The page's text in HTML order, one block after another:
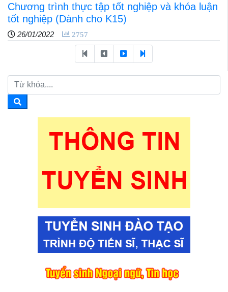
Chương trình thực tập tốt nghiệp và khóa luận
tốt nghiệp (Dành cho K15)
26/01/2022 2757